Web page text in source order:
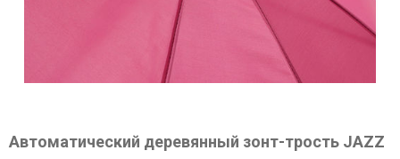
Автоматический деревянный зонт-трость JAZZ